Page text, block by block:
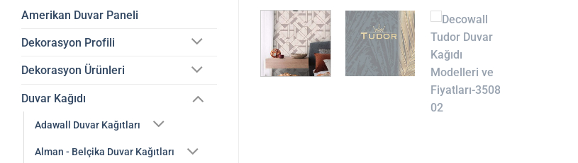
Amerikan Duvar Paneli
Dekorasyon Profili
Dekorasyon Ürünleri
Duvar Kağıdı
Adawall Duvar Kağıtları
Alman - Belçika Duvar Kağıtları